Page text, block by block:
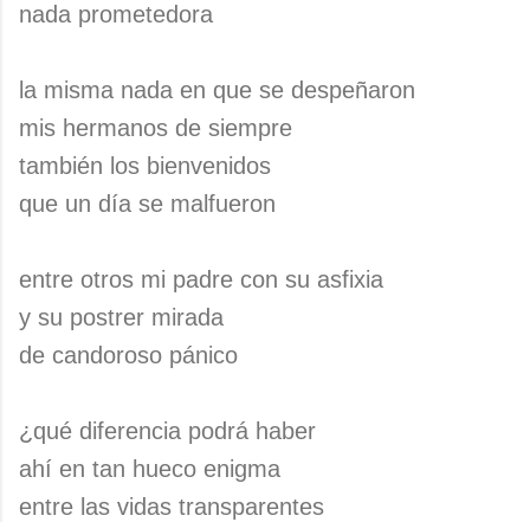
nada prometedora
la misma nada en que se despeñaron
mis hermanos de siempre
también los bienvenidos
que un día se malfueron
entre otros mi padre con su asfixia
y su postrer mirada
de candoroso pánico
¿qué diferencia podrá haber
ahí en tan hueco enigma
entre las vidas transparentes